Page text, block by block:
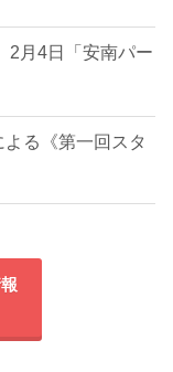
月4日「安南パー
る《第一回スタ